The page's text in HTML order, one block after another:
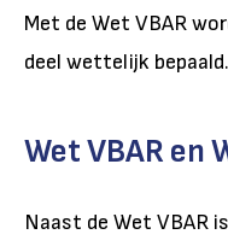
Met de Wet VBAR
deel wettelijk bepaald.
Wet VBAR en
Naast de Wet VBAR